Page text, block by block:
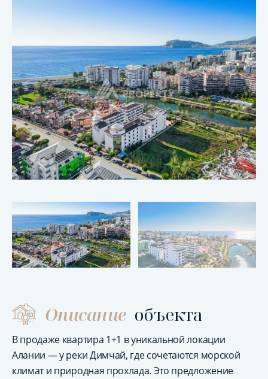
Описание объекта
В продаже квартира 1+1 в уникальной локации
Алании — у реки Димчай, где сочетаются морской
климат и природная прохлада. Это предложение